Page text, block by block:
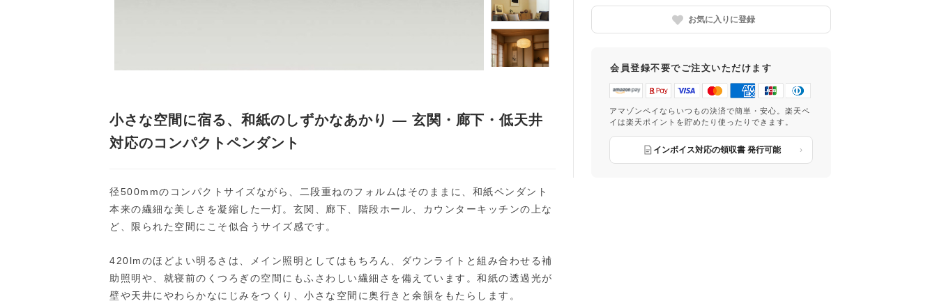
お気に入りに登録
会員登録不要でご注文いただけます
アマゾンペイならいつもの決済で簡単・安心。楽天ペ
イは楽天ポイントを貯めたり使ったりできます。
インボイス対応の領収書 発行可能
小さな空間に宿る、和紙のしずかなあかり ― 玄関・廊下・低天井
対応のコンパクトペンダント
径500mmのコンパクトサイズながら、二段重ねのフォルムはそのままに、和紙ペンダント
本来の繊細な美しさを凝縮した一灯。玄関、廊下、階段ホール、カウンターキッチンの上な
ど、限られた空間にこそ似合うサイズ感です。
420lmのほどよい明るさは、メイン照明としてはもちろん、ダウンライトと組み合わせる補
助照明や、就寝前のくつろぎの空間にもふさわしい繊細さを備えています。和紙の透過光が
壁や天井にやわらかなにじみをつくり、小さな空間に奥行きと余韻をもたらします。